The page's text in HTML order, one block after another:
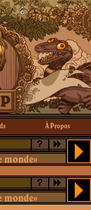
À Propos
?
monde»
?
monde»